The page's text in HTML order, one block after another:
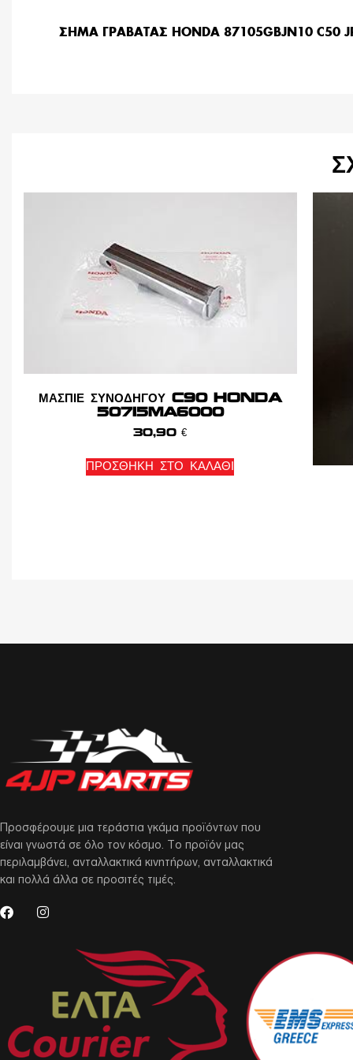
ΣΗΜΑ ΓΡΑΒΑΤΑΣ HONDA 87105GBJN10 C50
ΜΑΣΠΙΕ ΣΥΝΟΔΗΓΟΥ C90 HONDA
50715MA6000
30,90€
ΠΡΟΣΘΉΚΗ ΣΤΟ ΚΑΛΆΘΙ
Προσφέρουμε μια τεράστια γκάμα προϊόντων που
είναι γνωστά σε όλο τον κόσμο. Το προϊόν μας
περιλαμβάνει, ανταλλακτικά κινητήρων, ανταλλακτικά
και πολλά άλλα σε προσιτές τιμές.